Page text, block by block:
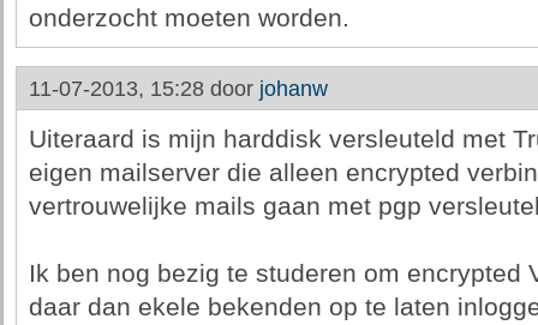
onderzocht moeten worden.
11-07-2013, 15:28 door johanw
Uiteraard is mijn harddisk versleuteld met
eigen mailserver die alleen encrypted
vertrouwelijke mails gaan met pgp
Ik ben nog bezig te studeren om encrypted
daar dan ekele bekenden op te laten